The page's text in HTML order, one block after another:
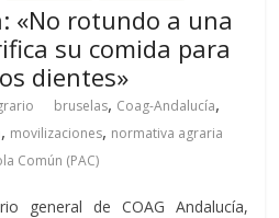
«No rotundo a una
su comida para
dientes»
bruselas, Coag-Andalucía,
, movilizaciones, normativa agraria
Común (PAC)
general de COAG Andalucía,